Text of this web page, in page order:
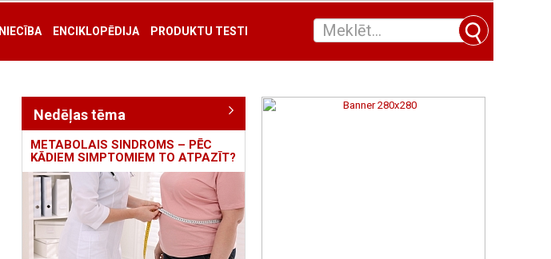
ENCIKLOPĒDIJA PRODUKTU TESTI
Nedēļas tēma
METABOLAIS SINDROMS – PĒC
KĀDIEM SIMPTOMIEM TO ATPAZĪT?